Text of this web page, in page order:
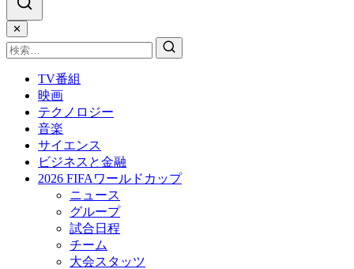
✕
TV番組
映画
テクノロジー
音楽
サイエンス
ビジネスと金融
2026 FIFAワールドカップ
ニュース
グループ
試合日程
チーム
大会スタッツ